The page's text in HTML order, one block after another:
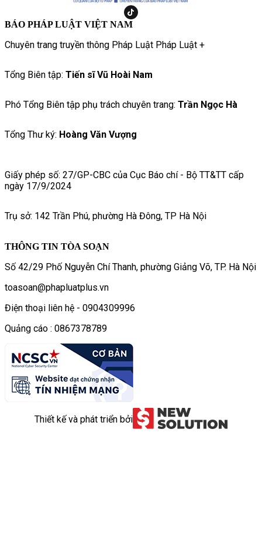
BÁO PHÁP LUẬT VIỆT NAM
Chuyên trang truyền thông Pháp Luật Pháp Luật +
Tổng Biên tập: Tiến sĩ Vũ Hoài Nam
Phó Tổng Biên tập phụ trách chuyên trang: Trần Ngọc Hà
Tổng Thư ký: Hoàng Văn Vượng
Giấy phép số: 27/GP-CBC của Cục Báo chí - Bộ TT&TT cấp
ngày 17/9/2024
Trụ sở: 142 Trần Phú, phường Hà Đông, TP Hà Nội
THÔNG TIN TÒA SOẠN
Số 42/29 Phố Nguyễn Chí Thanh, phường Giảng Võ, TP. Hà Nội
toasoan@phapluatplus.vn
Điện thoại liên hệ - 0904309996
Quảng cáo : 0867378789
Thiết kế và phát triển bởi